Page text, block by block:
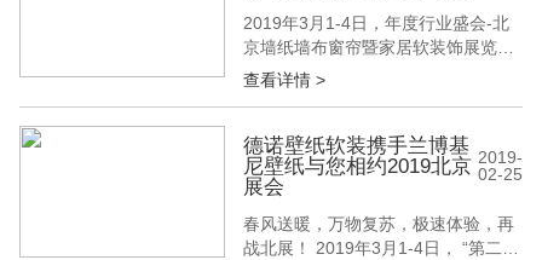
重底布的肌理感。轻奢、时尚的产品
气质符合当下家装的潮流趋势。...
2019年3月1-4日，年度行业盛会-北
京墙纸墙布窗帘暨家居软装饰展览会
在北京顺义新国展隆重开幕，恒高墙
艺的研发与创新 依托配套齐全的生产
设备和完整的生产线，恒高拥有强大
的生产实力。恒高在探索工艺的路上
始终未曾停下过脚步，多年...
查看详情 >
德诺壁纸软装携手兰博基
尼壁纸与您相约2019北京
展会
2019-
02-25
春风送暖，万物复苏，极速体验，再
战北展！ 2019年3月1-4日， “第二十